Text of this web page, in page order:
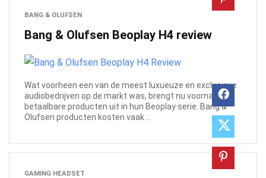
BANG & OLUFSEN
Bang & Olufsen Beoplay H4 review
Wat voorheen een van de meest luxueuze en exclusieve
audiobedrijven op de markt was, brengt nu voornamelijk
betaalbare producten uit in hun Beoplay serie. Bang &
Olufsen producten kosten vaak ...
GAMING HEADSET